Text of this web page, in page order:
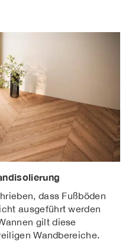
dass Fußböden
ausgeführt werden
gilt diese
Wandbereiche.